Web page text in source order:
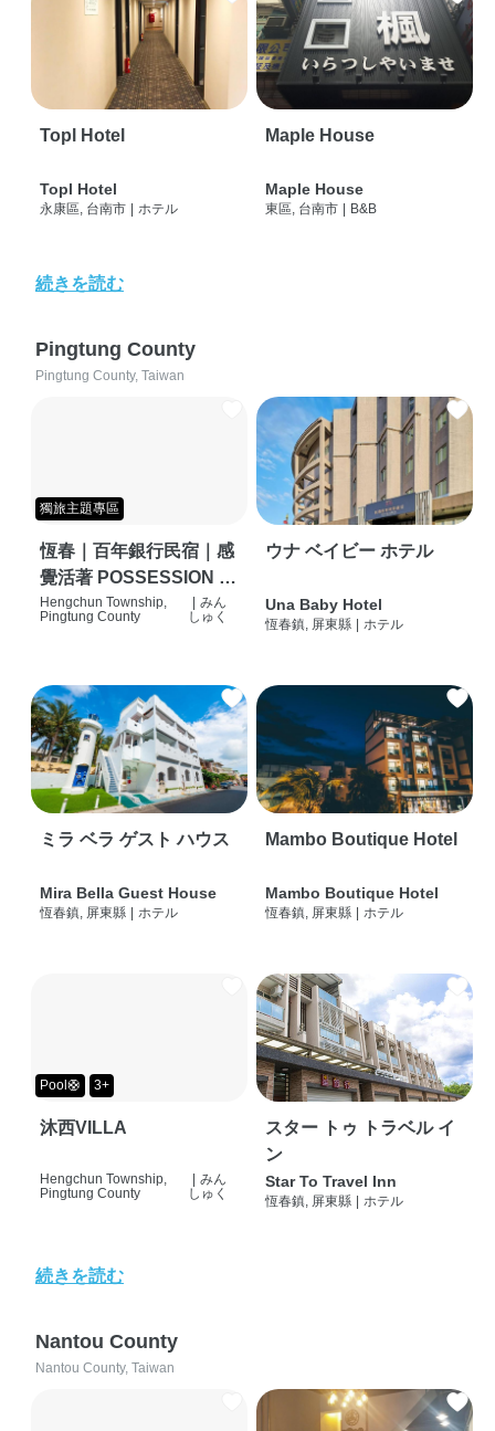
Topl Hotel
Topl Hotel
永康區, 台南市 | ホテル
Maple House
Maple House
東區, 台南市 | B&B
続きを読む
Pingtung County
Pingtung County, Taiwan
獨旅主題專區
恆春｜百年銀行民宿｜感
覺活著 POSSESSION |
背包客棧 | 恆春必住特色
Hengchun Township,
Pingtung County
みん
しゅく
ウナ ベイビー ホテル
Una Baby Hotel
恆春鎮, 屏東縣 ホテル
ミラ ベラ ゲスト ハウス
Mira Bella Guest House
恆春鎮, 屏東縣 ホテル
Mambo Boutique Hotel
Mambo Boutique Hotel
恆春鎮, 屏東縣 ホテル
Pool🛟 3+
沐西VILLA
Hengchun Township,
Pingtung County
みん
しゅく
スター トゥ トラベル イ
ン
Star To Travel Inn
恆春鎮, 屏東縣 ホテル
続きを読む
Nantou County
Nantou County, Taiwan